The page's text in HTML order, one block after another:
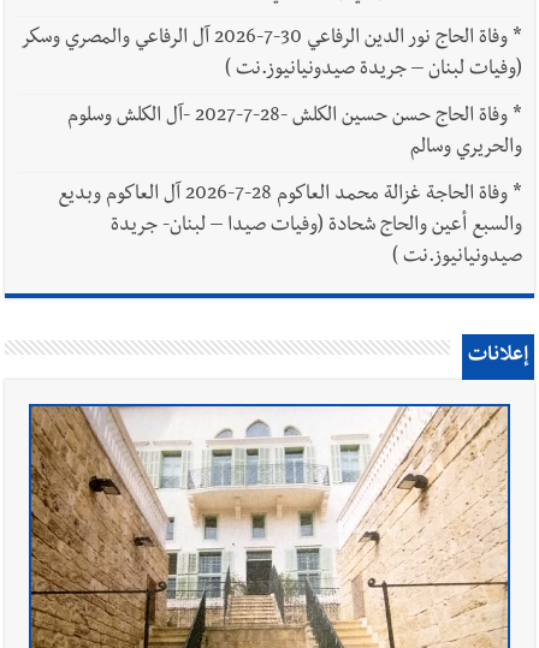
*
وفاة الحاج نور الدين الرفاعي 30-7-2026 آل الرفاعي والمصري وسكر
(وفيات لبنان – جريدة صيدونيانيوز.نت )
*
وفاة الحاج حسن حسين الكلش -28-7-2027 -آل الكلش وسلوم
والحريري وسالم
*
وفاة الحاجة غزالة محمد العاكوم 28-7-2026 آل العاكوم وبديع
والسبع أعين والحاج شحادة (وفيات صيدا – لبنان- جريدة
صيدونيانيوز.نت )
إعلانات